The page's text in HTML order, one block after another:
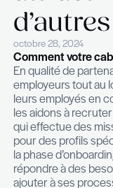
octobre 28, 2024
Comment
En qualité de
employeurs
leurs